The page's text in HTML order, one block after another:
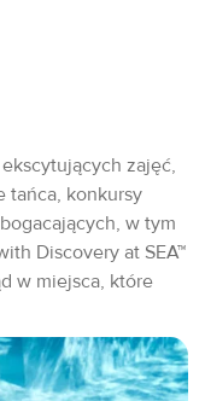
zajęć,
tańca, konkursy
w tym
Discovery at SEA™
w miejsca, które